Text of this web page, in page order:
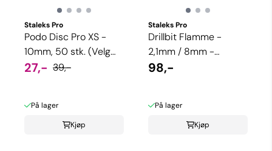
Staleks Pro
Podo Disc Pro XS -
10mm, 50 stk. (Velg
korning)
27,- 39,-
På lager
Kjøp
Staleks Pro
Drillbit Flamme -
2,1mm / 8mm -
Medium/Grov grit
98,-
På lager
Kjøp